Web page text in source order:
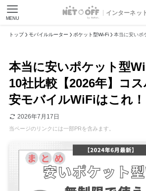
インターネッ
MENU
トップ モバイルルーター ポケット型Wi-Fi 本当に安いポ
本当に安いポケット型
10社比較【2026年】コ
安モバイルWiFiはこれ！
2026年7月17日
当ページのリンクには一部PRを含みます。